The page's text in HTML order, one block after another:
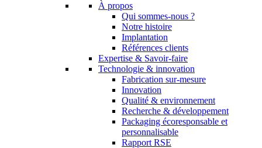
À propos
Qui sommes-nous ?
Notre histoire
Implantation
Références clients
Expertise & Savoir-faire
Technologie & innovation
Fabrication sur-mesure
Innovation
Qualité & environnement
Recherche & développement
Packaging écoresponsable et
personnalisable
Rapport RSE